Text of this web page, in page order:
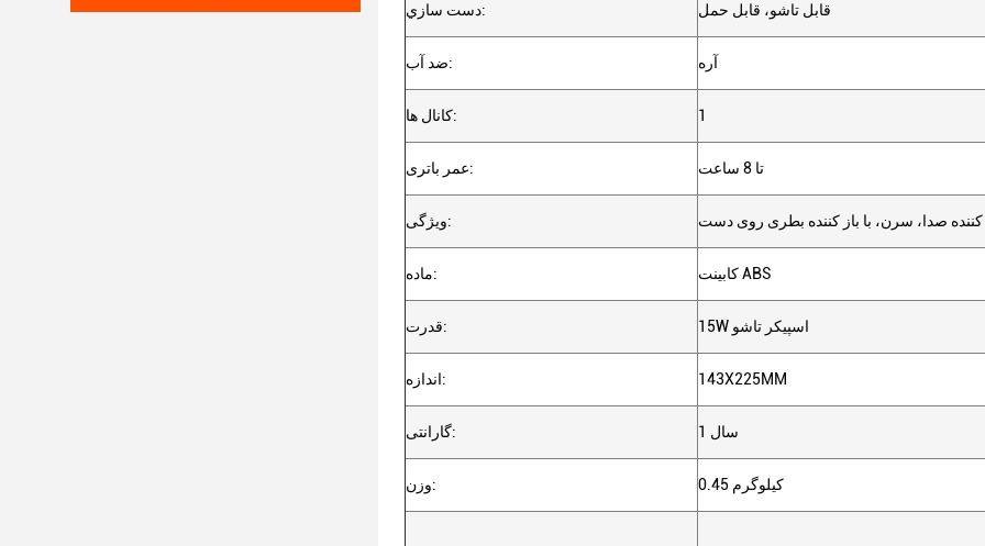
دست سازي: قابل تاشو، قابل حمل
ضد آب: آره
کانال ها: 1
عمر باتری: تا 8 ساعت
ویژگی: صدا، سرن، با باز کننده بطری روی دست
ماده: کابینت ABS
قدرت: 15W اسپیکر تاشو
اندازه: 143X225MM
گارانتی: 1 سال
وزن: 0.45 کيلوگرم